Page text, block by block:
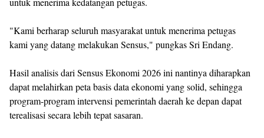
"Kami berharap seluruh masyarakat untuk menerima petugas
kami yang datang melakukan Sensus," pungkas Sri Endang.
Hasil analisis dari Sensus Ekonomi 2026 ini nantinya diharapkan
dapat melahirkan peta basis data ekonomi yang solid, sehingga
program-program intervensi pemerintah daerah ke depan dapat
terealisasi secara lebih tepat sasaran.